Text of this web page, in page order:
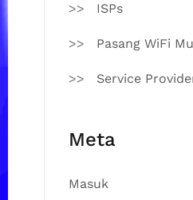
ISPs
Pasang WiFi
Service
Meta
Masuk